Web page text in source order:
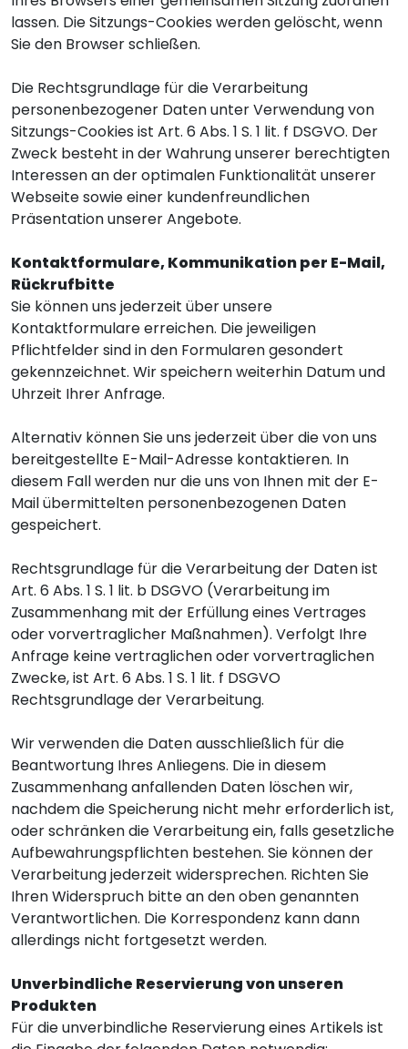
lassen. Die Sitzungs-Cookies werden gelöscht, wenn
Sie den Browser schließen.
Die Rechtsgrundlage für die Verarbeitung
personenbezogener Daten unter Verwendung von
Sitzungs-Cookies ist Art. 6 Abs. 1 S. 1 lit. f DSGVO. Der
Zweck besteht in der Wahrung unserer berechtigten
Interessen an der optimalen Funktionalität unserer
Webseite sowie einer kundenfreundlichen
Präsentation unserer Angebote.
Kontaktformulare, Kommunikation per E-Mail,
Rückrufbitte
Sie können uns jederzeit über unsere
Kontaktformulare erreichen. Die jeweiligen
Pflichtfelder sind in den Formularen gesondert
gekennzeichnet. Wir speichern weiterhin Datum und
Uhrzeit Ihrer Anfrage.
Alternativ können Sie uns jederzeit über die von uns
bereitgestellte E-Mail-Adresse kontaktieren. In
diesem Fall werden nur die uns von Ihnen mit der E-
Mail übermittelten personenbezogenen Daten
gespeichert.
Rechtsgrundlage für die Verarbeitung der Daten ist
Art. 6 Abs. 1 S. 1 lit. b DSGVO (Verarbeitung im
Zusammenhang mit der Erfüllung eines Vertrages
oder vorvertraglicher Maßnahmen). Verfolgt Ihre
Anfrage keine vertraglichen oder vorvertraglichen
Zwecke, ist Art. 6 Abs. 1 S. 1 lit. f DSGVO
Rechtsgrundlage der Verarbeitung.
Wir verwenden die Daten ausschließlich für die
Beantwortung Ihres Anliegens. Die in diesem
Zusammenhang anfallenden Daten löschen wir,
nachdem die Speicherung nicht mehr erforderlich ist,
oder schränken die Verarbeitung ein, falls gesetzliche
Aufbewahrungspflichten bestehen. Sie können der
Verarbeitung jederzeit widersprechen. Richten Sie
Ihren Widerspruch bitte an den oben genannten
Verantwortlichen. Die Korrespondenz kann dann
allerdings nicht fortgesetzt werden.
Unverbindliche Reservierung von unseren
Produkten
Für die unverbindliche Reservierung eines Artikels ist